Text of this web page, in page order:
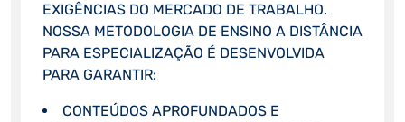
EXIGÊNCIAS DO MERCADO DE TRABALHO.
NOSSA METODOLOGIA DE ENSINO A DISTÂNCIA
PARA ESPECIALIZAÇÃO É DESENVOLVIDA
PARA GARANTIR:
CONTEÚDOS APROFUNDADOS E